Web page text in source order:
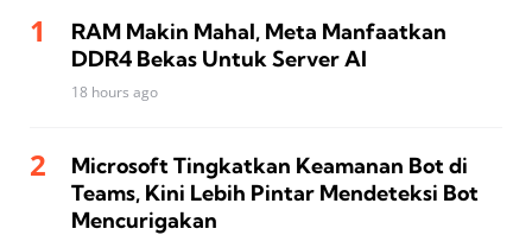
RAM Makin Mahal, Meta Manfaatkan
DDR4 Bekas Untuk Server AI
18 hours ago
Microsoft Tingkatkan Keamanan Bot di
Teams, Kini Lebih Pintar Mendeteksi Bot
Mencurigakan